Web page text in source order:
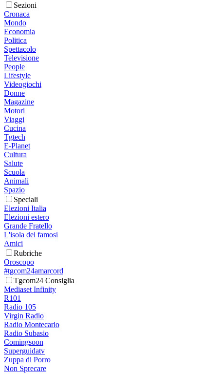
Sezioni
Cronaca
Mondo
Economia
Politica
Spettacolo
Televisione
People
Lifestyle
Videogiochi
Donne
Magazine
Motori
Viaggi
Cucina
Tgtech
E-Planet
Cultura
Salute
Scuola
Animali
Spazio
Speciali
Elezioni Italia
Elezioni estero
Grande Fratello
L'isola dei famosi
Amici
Rubriche
Oroscopo
#tgcom24amarcord
Tgcom24 Consiglia
Mediaset Infinity
R101
Radio 105
Virgin Radio
Radio Montecarlo
Radio Subasio
Comingsoon
Superguidatv
Zuppa di Porro
Non Sprecare